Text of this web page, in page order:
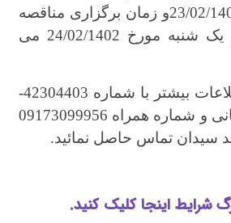
14 روز شنبه 23/02/1402و زمان برگزاری مناقصه
ساعت 14 روز یک شنبه مورخ 24/02/1402 می
جهت کسب اطلاعات بیشتر با شماره 42304403-
034 واحد بازرگانی و شماره همراه 09173099956
سیدان تماس حاصل نمائید.
شرایط اینجا کلیک کنید.